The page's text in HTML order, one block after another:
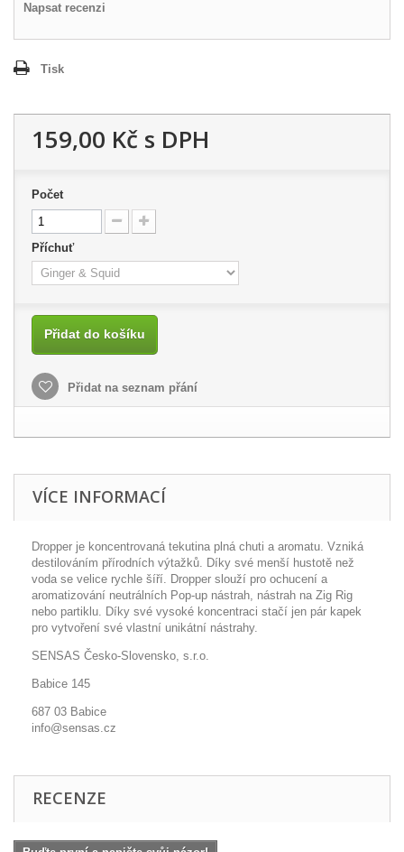
Napsat recenzi
Tisk
159,00 Kč s DPH
Počet
Příchuť
Přidat do košíku
Přidat na seznam přání
VÍCE INFORMACÍ
Dropper je koncentrovaná tekutina plná chuti a aromatu. Vzniká
destilováním přírodních výtažků. Díky své menší hustotě než
voda se velice rychle šíří. Dropper slouží pro ochucení a
aromatizování neutrálních Pop-up nástrah, nástrah na Zig Rig
nebo partiklu. Díky své vysoké koncentraci stačí jen pár kapek
pro vytvoření své vlastní unikátní nástrahy.
SENSAS Česko-Slovensko, s.r.o.
Babice 145
687 03 Babice
info@sensas.cz
RECENZE